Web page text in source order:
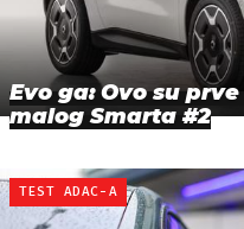
Evo ga: Ovo su
malog Smarta #2
TEST ADAC-A